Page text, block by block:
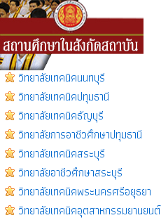
วิทยาลัยเทคนิคนนทบุรี
วิทยาลัยเทคนิคปทุมธานี
วิทยาลัยเทคนิคธัญบุรี
วิทยาลัยการอาชีวศึกษาปทุมธานี
วิทยาลัยเทคนิคสระบุรี
วิทยาลัยอาชีวศึกษาสระบุรี
วิทยาลัยเทคนิคพระนครศรีอยุธยา
วิทยาลัยเทคนิคอุตสาหกรรมยานยนต์